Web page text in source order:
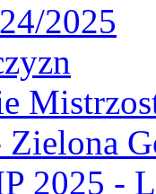
2025
Zielona
2025 -